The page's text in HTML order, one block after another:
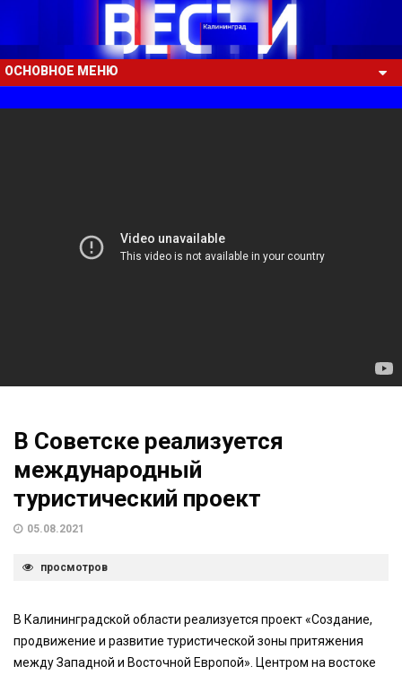
ОСНОВНОЕ МЕНЮ
В Советске реализуется
международный
туристический проект
05.08.2021
просмотров
В Калининградской области реализуется проект «Создание,
продвижение и развитие туристической зоны притяжения
между Западной и Восточной Европой». Центром на востоке